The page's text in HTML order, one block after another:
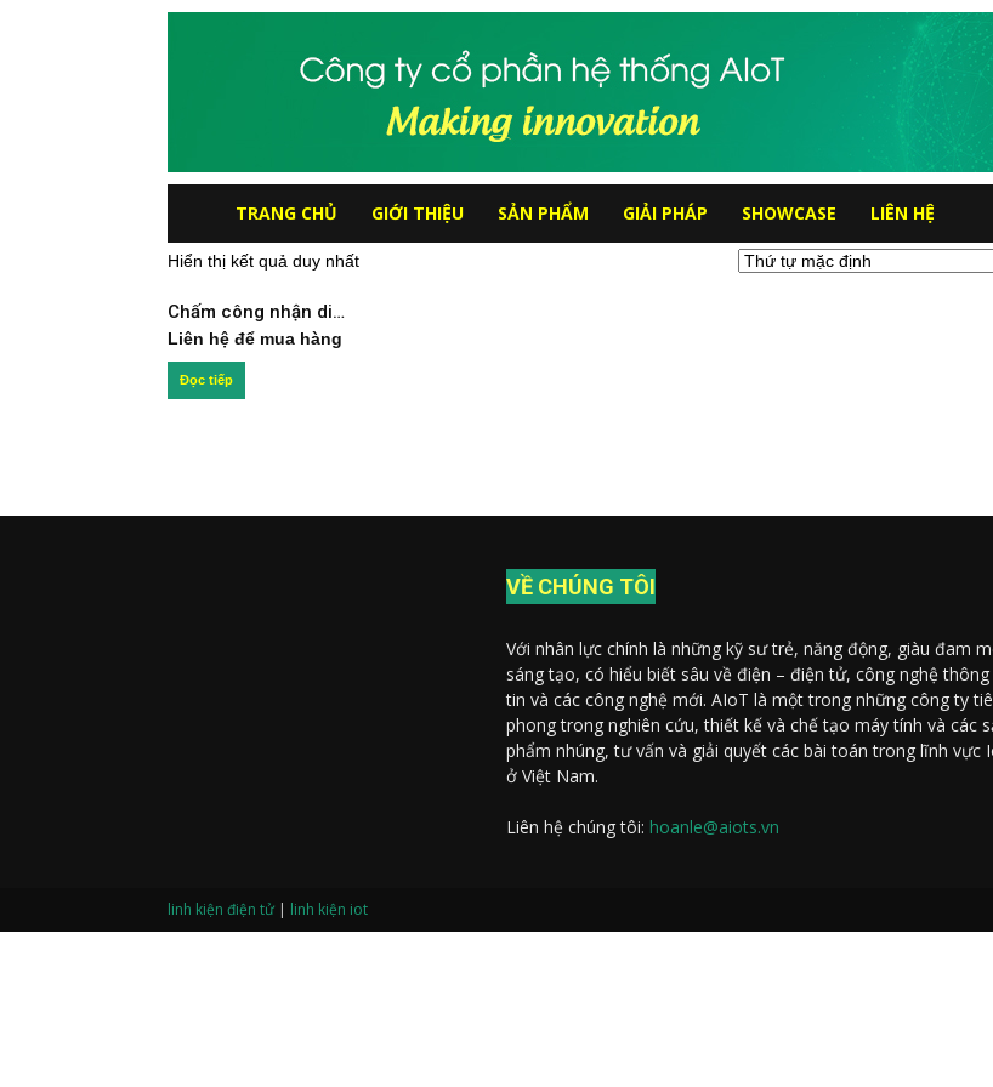
Công
ty
Cổ
phần
TRANG CHỦ GIỚI THIỆU SẢN PHẨM GIẢI PHÁP SHOWCASE LIÊN HỆ
Hiển thị kết quả duy nhất
Chấm công nhận diện khuôn mặt DS-K1T341AMF
Liên hệ để mua hàng
Đọc tiếp
VỀ CHÚNG TÔI
Với nhân lực chính là những kỹ sư trẻ, năng động, giàu đam
sáng tạo, có hiểu biết sâu về điện – điện tử, công nghệ thông
tin và các công nghệ mới. AIoT là một trong những công ty
phong trong nghiên cứu, thiết kế và chế tạo máy tính và các
phẩm nhúng, tư vấn và giải quyết các bài toán trong lĩnh vực
ở Việt Nam.
Liên hệ chúng tôi: hoanle@aiots.vn
linh kiện điện tử | linh kiện iot